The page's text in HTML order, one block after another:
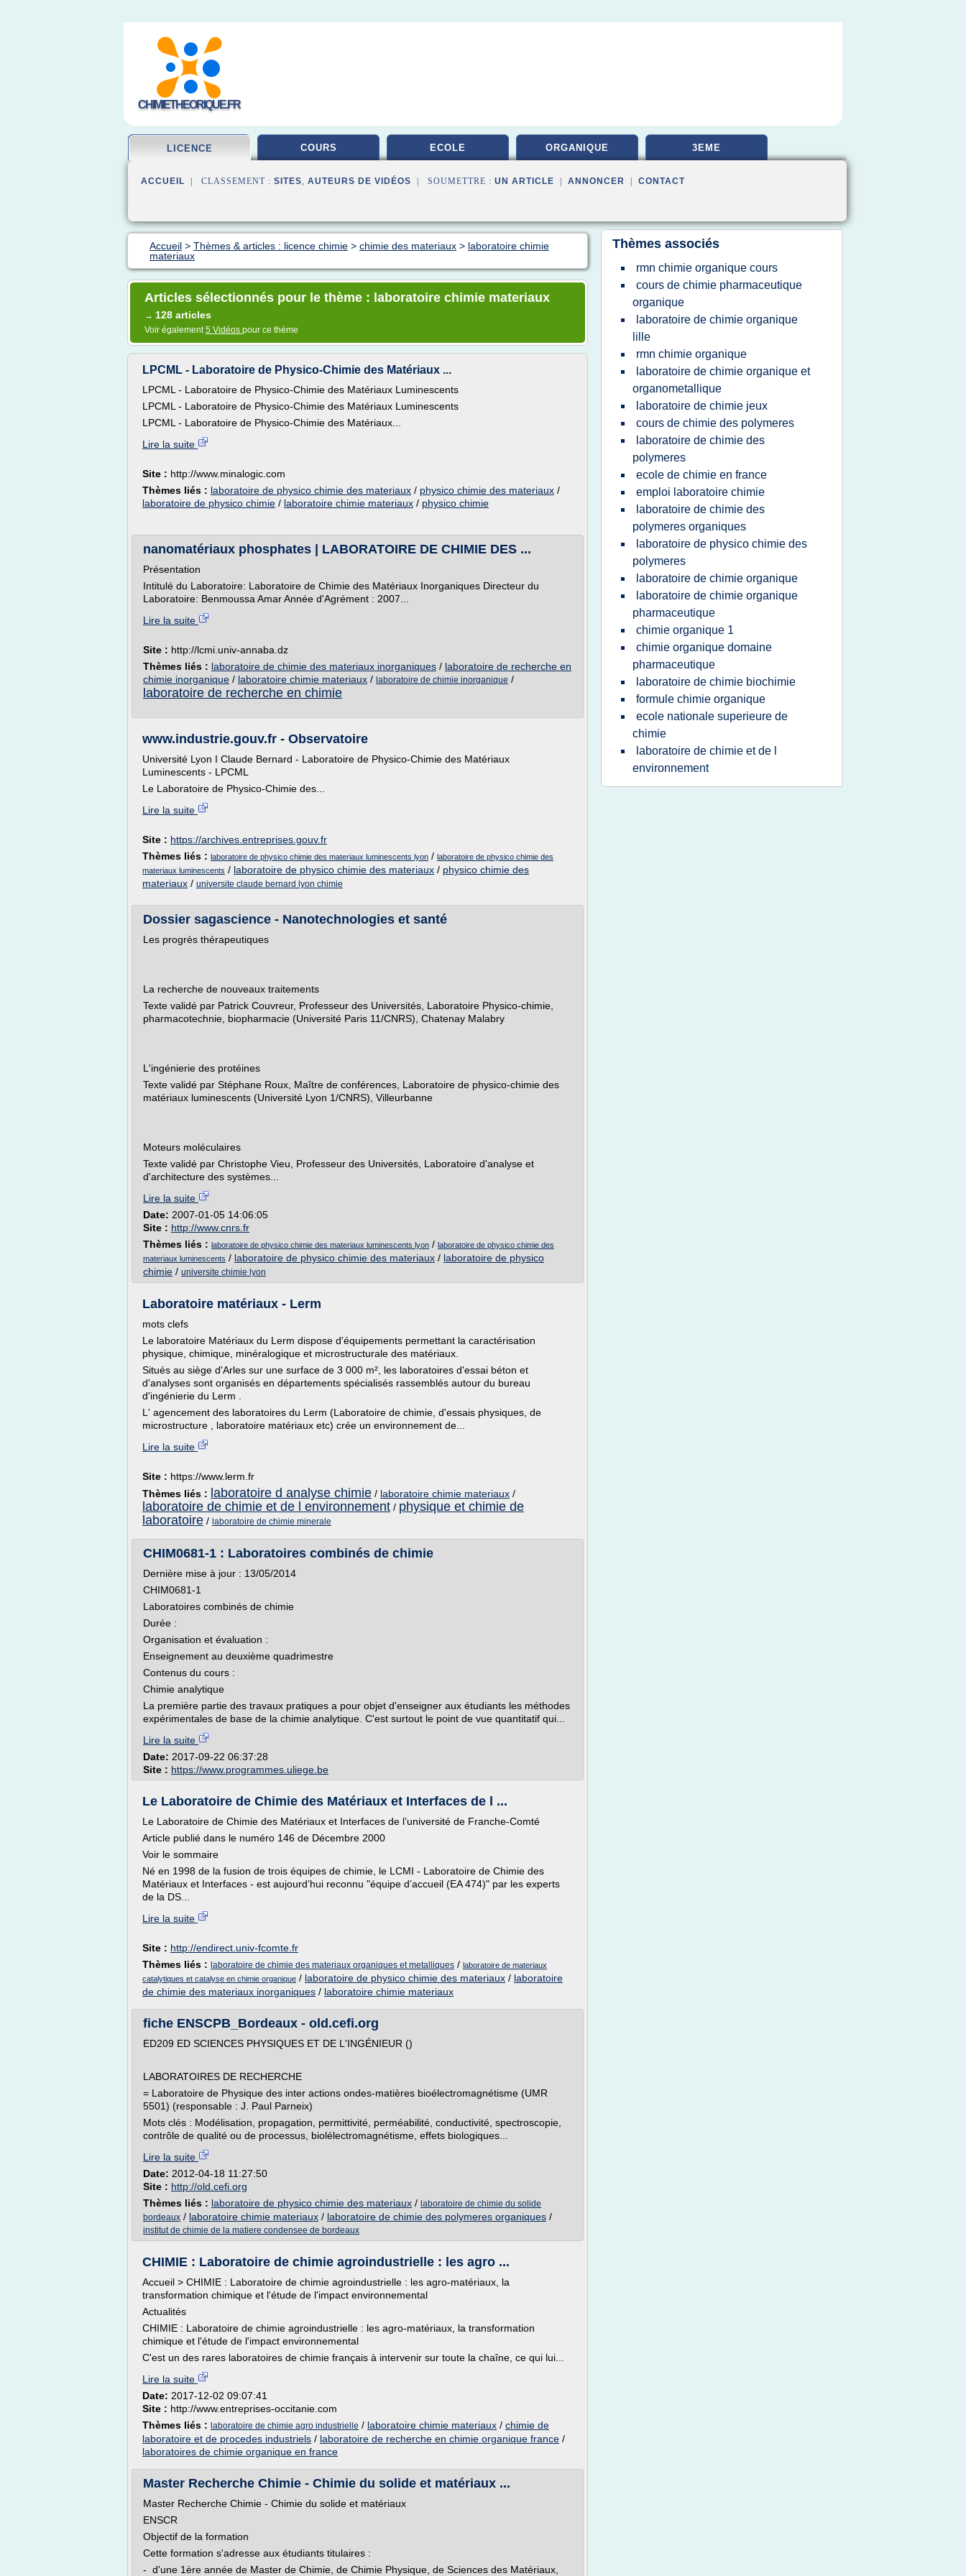
CHIMIETHEORIQUE.FR
LICENCE COURS ECOLE ORGANIQUE 3EME
ACCUEIL | CLASSEMENT : SITES, AUTEURS DE VIDÉOS | SOUMETTRE : UN ARTICLE ANNONCER CONTACT
Accueil > Thèmes & articles : licence chimie > chimie des materiaux > laboratoire chimie
materiaux
Articles sélectionnés pour le thème : laboratoire chimie materiaux
→ 128 articles
Voir également5 Vidéos pour ce thème
LPCML - Laboratoire de Physico-Chimie des Matériaux ...
LPCML - Laboratoire de Physico-Chimie des Matériaux Luminescents
LPCML - Laboratoire de Physico-Chimie des Matériaux Luminescents
LPCML - Laboratoire de Physico-Chimie des Matériaux...
Lire la suite
Site : http://www.minalogic.com
Thèmes liés : laboratoire de physico chimie des materiaux / physico chimie des materiaux /
laboratoire de physico chimie / laboratoire chimie materiaux / physico chimie
nanomatériaux phosphates | LABORATOIRE DE CHIMIE DES ...
Présentation
Intitulé du Laboratoire: Laboratoire de Chimie des Matériaux Inorganiques Directeur du
Laboratoire: Benmoussa Amar Année d'Agrément : 2007...
Lire la suite
Site : http://lcmi.univ-annaba.dz
Thèmes liés : laboratoire de chimie des materiaux inorganiques / laboratoire de recherche en
chimie inorganique / laboratoire chimie materiaux / laboratoire de chimie inorganique /
laboratoire de recherche en chimie
www.industrie.gouv.fr - Observatoire
Université Lyon I Claude Bernard - Laboratoire de Physico-Chimie des Matériaux
Luminescents - LPCML
Le Laboratoire de Physico-Chimie des...
Lire la suite
Site : https://archives.entreprises.gouv.fr
Thèmes liés : laboratoire de physico chimie des materiaux luminescents lyon / laboratoire de physico chimie des
materiaux luminescents / laboratoire de physico chimie des materiaux / physico chimie des
materiaux / universite claude bernard lyon chimie
Dossier sagascience - Nanotechnologies et santé
Les progrès thérapeutiques
La recherche de nouveaux traitements
Texte validé par Patrick Couvreur, Professeur des Universités, Laboratoire Physico-chimie,
pharmacotechnie, biopharmacie (Université Paris 11/CNRS), Chatenay Malabry
L'ingénierie des protéines
Texte validé par Stéphane Roux, Maître de conférences, Laboratoire de physico-chimie des
matériaux luminescents (Université Lyon 1/CNRS), Villeurbanne
Moteurs moléculaires
Texte validé par Christophe Vieu, Professeur des Universités, Laboratoire d'analyse et
d'architecture des systèmes...
Lire la suite
Date: 2007-01-05 14:06:05
Site : http://www.cnrs.fr
Thèmes liés : laboratoire de physico chimie des materiaux luminescents lyon / laboratoire de physico chimie des
materiaux luminescents / laboratoire de physico chimie des materiaux / laboratoire de physico
chimie / universite chimie lyon
Laboratoire matériaux - Lerm
mots clefs
Le laboratoire Matériaux du Lerm dispose d'équipements permettant la caractérisation
physique, chimique, minéralogique et microstructurale des matériaux.
Situés au siège d'Arles sur une surface de 3 000 m², les laboratoires d'essai béton et
d'analyses sont organisés en départements spécialisés rassemblés autour du bureau
d'ingénierie du Lerm .
L' agencement des laboratoires du Lerm (Laboratoire de chimie, d'essais physiques, de
microstructure , laboratoire matériaux etc) crée un environnement de...
Lire la suite
Site : https://www.lerm.fr
Thèmes liés : laboratoire d analyse chimie / laboratoire chimie materiaux /
laboratoire de chimie et de l environnement / physique et chimie de
laboratoire / laboratoire de chimie minerale
CHIM0681-1 : Laboratoires combinés de chimie
Dernière mise à jour : 13/05/2014
CHIM0681-1
Laboratoires combinés de chimie
Durée :
Organisation et évaluation :
Enseignement au deuxième quadrimestre
Contenus du cours :
Chimie analytique
La première partie des travaux pratiques a pour objet d'enseigner aux étudiants les méthodes
expérimentales de base de la chimie analytique. C'est surtout le point de vue quantitatif qui...
Lire la suite
Date: 2017-09-22 06:37:28
Site : https://www.programmes.uliege.be
Le Laboratoire de Chimie des Matériaux et Interfaces de l ...
Le Laboratoire de Chimie des Matériaux et Interfaces de l’université de Franche-Comté
Article publié dans le numéro 146 de Décembre 2000
Voir le sommaire
Né en 1998 de la fusion de trois équipes de chimie, le LCMI - Laboratoire de Chimie des
Matériaux et Interfaces - est aujourd’hui reconnu "équipe d’accueil (EA 474)" par les experts
de la DS...
Lire la suite
Site : http://endirect.univ-fcomte.fr
Thèmes liés : laboratoire de chimie des materiaux organiques et metalliques / laboratoire de materiaux
catalytiques et catalyse en chimie organique / laboratoire de physico chimie des materiaux / laboratoire
de chimie des materiaux inorganiques / laboratoire chimie materiaux
fiche ENSCPB_Bordeaux - old.cefi.org
ED209 ED SCIENCES PHYSIQUES ET DE L'INGÉNIEUR ()
LABORATOIRES DE RECHERCHE
= Laboratoire de Physique des inter actions ondes-matières bioélectromagnétisme (UMR
5501) (responsable : J. Paul Parneix)
Mots clés : Modélisation, propagation, permittivité, perméabilité, conductivité, spectroscopie,
contrôle de qualité ou de processus, biolélectromagnétisme, effets biologiques...
Lire la suite
Date: 2012-04-18 11:27:50
Site : http://old.cefi.org
Thèmes liés : laboratoire de physico chimie des materiaux / laboratoire de chimie du solide
bordeaux / laboratoire chimie materiaux / laboratoire de chimie des polymeres organiques /
institut de chimie de la matiere condensee de bordeaux
CHIMIE : Laboratoire de chimie agroindustrielle : les agro ...
Accueil > CHIMIE : Laboratoire de chimie agroindustrielle : les agro-matériaux, la
transformation chimique et l'étude de l'impact environnemental
Actualités
CHIMIE : Laboratoire de chimie agroindustrielle : les agro-matériaux, la transformation
chimique et l'étude de l'impact environnemental
C'est un des rares laboratoires de chimie français à intervenir sur toute la chaîne, ce qui lui...
Lire la suite
Date: 2017-12-02 09:07:41
Site : http://www.entreprises-occitanie.com
Thèmes liés : laboratoire de chimie agro industrielle / laboratoire chimie materiaux / chimie de
laboratoire et de procedes industriels / laboratoire de recherche en chimie organique france /
laboratoires de chimie organique en france
Master Recherche Chimie - Chimie du solide et matériaux ...
Master Recherche Chimie - Chimie du solide et matériaux
ENSCR
Objectif de la formation
Cette formation s'adresse aux étudiants titulaires :
- d'une 1ère année de Master de Chimie, de Chimie Physique, de Sciences des Matériaux,
Thèmes associés
rmn chimie organique cours
cours de chimie pharmaceutique
organique
laboratoire de chimie organique
lille
rmn chimie organique
laboratoire de chimie organique et
organometallique
laboratoire de chimie jeux
cours de chimie des polymeres
laboratoire de chimie des
polymeres
ecole de chimie en france
emploi laboratoire chimie
laboratoire de chimie des
polymeres organiques
laboratoire de physico chimie des
polymeres
laboratoire de chimie organique
laboratoire de chimie organique
pharmaceutique
chimie organique 1
chimie organique domaine
pharmaceutique
laboratoire de chimie biochimie
formule chimie organique
ecole nationale superieure de
chimie
laboratoire de chimie et de l
environnement